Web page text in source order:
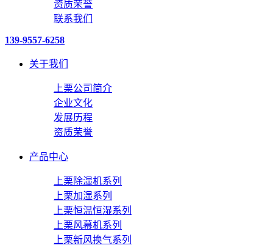
资质荣誉
联系我们
139-9557-6258
关于我们
上栗公司简介
企业文化
发展历程
资质荣誉
产品中心
上栗除湿机系列
上栗加湿系列
上栗恒温恒湿系列
上栗风幕机系列
上栗新风换气系列